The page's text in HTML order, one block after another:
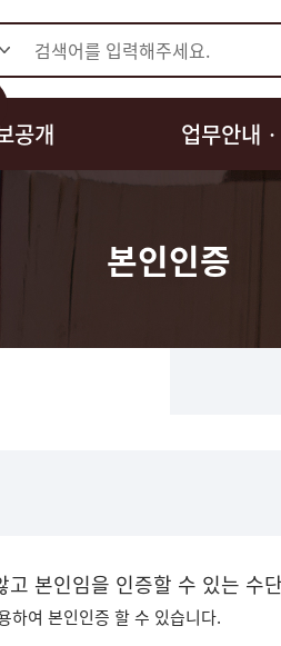
공개 업무안내
본인인증
본인임을 인증할 수 있는 수
하여 본인인증 할 수 있습니다.